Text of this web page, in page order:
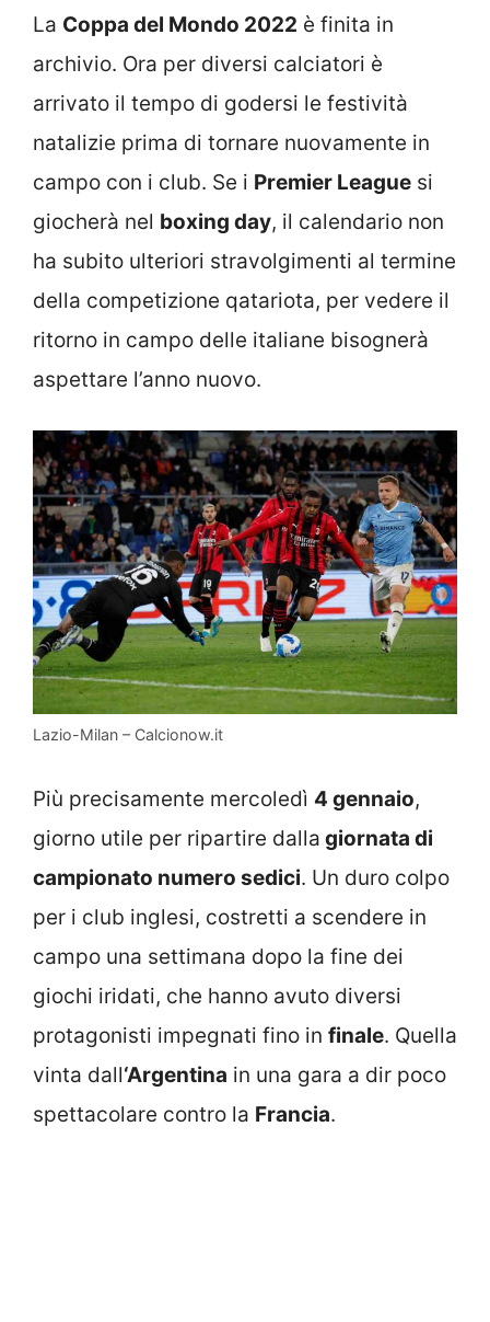
La Coppa del Mondo 2022 è finita in
archivio. Ora per diversi calciatori è
arrivato il tempo di godersi le festività
natalizie prima di tornare nuovamente in
campo con i club. Se i Premier League si
giocherà nel boxing day, il calendario non
ha subito ulteriori stravolgimenti al termine
della competizione qatariota, per vedere il
ritorno in campo delle italiane bisognerà
aspettare l’anno nuovo.
Lazio-Milan – Calcionow.it
Più precisamente mercoledì 4 gennaio,
giorno utile per ripartire dalla giornata di
campionato numero sedici. Un duro colpo
per i club inglesi, costretti a scendere in
campo una settimana dopo la fine dei
giochi iridati, che hanno avuto diversi
protagonisti impegnati fino in finale. Quella
vinta dall‘Argentina in una gara a dir poco
spettacolare contro la Francia.